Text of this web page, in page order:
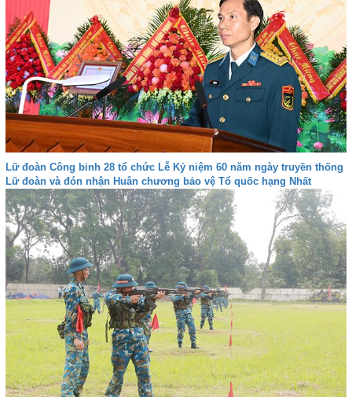
Lữ đoàn Công binh 28 tổ chức Lễ Kỷ niệm 60 năm ngày truyền thống
Lữ đoàn và đón nhận Huân chương bảo vệ Tổ quốc hạng Nhất